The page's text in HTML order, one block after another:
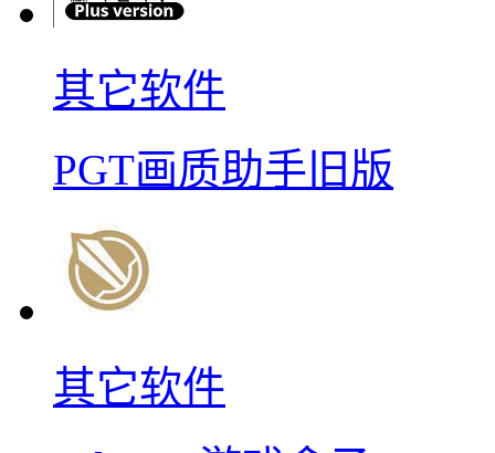
其它软件
PGT画质助手旧版
其它软件